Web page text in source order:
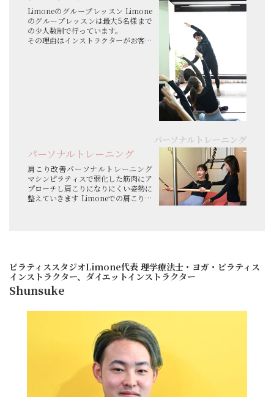
って本登録となります。 マシンピラ...
Limoneのグループレッスン Limone
のグループレッスンは最大5名様まで
の少人数制で行っています。
その理由はインストラクターがお客様
パーソナルトレーニング
パーソナルトレーニング
肩こり改善パーソナルトレーニング
マシンピラティスで弱化した筋肉にア
プローチし肩こりになりにくい姿勢に
整えていきます Limoneでの肩こりの
ピラティススタジオLimone代表 理学療法士・ヨガ・ピラティス
インストラクター、ダイエットインストラクター
Shunsuke